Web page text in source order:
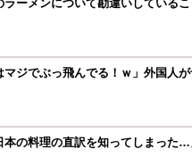
ラーメンについて勘違いしてい
ジでぶっ飛んでる！ｗ」外国人
の料理の直訳を知ってしまった…